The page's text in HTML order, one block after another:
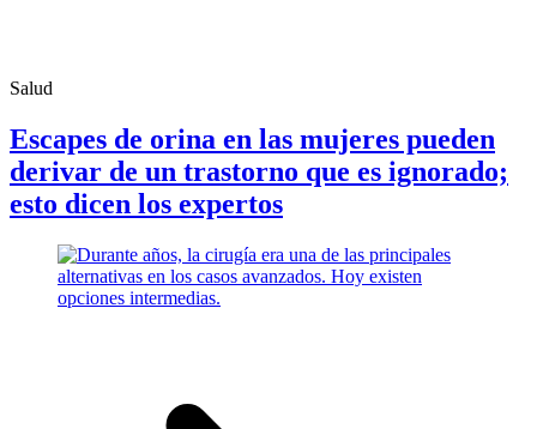
Salud
Escapes de orina en las mujeres pueden
derivar de un trastorno que es ignorado;
esto dicen los expertos